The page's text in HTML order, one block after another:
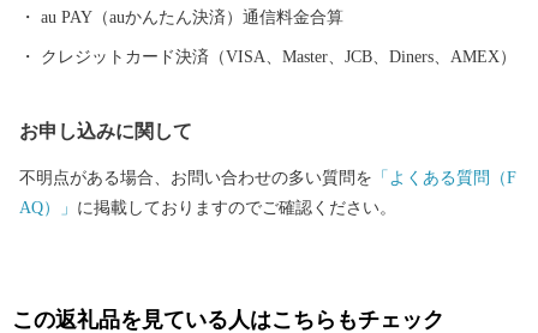
文化の継承のためなどに有効に使わせていただきます。
au PAY（auかんたん決済）通信料金合算
クレジットカード決済（VISA、Master、JCB、Diners、AMEX）
お申し込みに関して
不明点がある場合、お問い合わせの多い質問を 「よくある質問（F
AQ）」 に掲載しておりますのでご確認ください。
この返礼品を見ている人はこちらもチェック